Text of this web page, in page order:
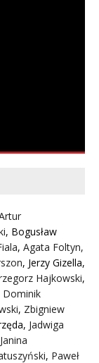
, Bogusław
, Agata Foltyn,
, Jerzy Gizella,
Hajkowski,
Dominik
, Zbigniew
, Jadwiga
Janina
, Paweł